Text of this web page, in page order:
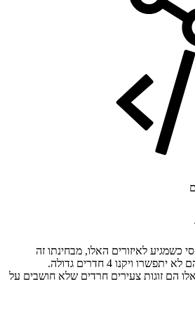
כשמגיע לאיזורים האלו, מבחינתו זה
ויקנו 4 חדרים גדולה.
הם זוגות צעירים חרדים שלא חושבים על